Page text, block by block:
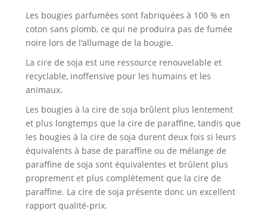
Les bougies parfumées sont fabriquées à 100 % en
coton sans plomb, ce qui ne produira pas de fumée
noire lors de l'allumage de la bougie.
La cire de soja est une ressource renouvelable et
recyclable, inoffensive pour les humains et les
animaux.
Les bougies à la cire de soja brûlent plus lentement
et plus longtemps que la cire de paraffine, tandis que
les bougies à la cire de soja durent deux fois si leurs
équivalents à base de paraffine ou de mélange de
paraffine de soja sont équivalentes et brûlent plus
proprement et plus complètement que la cire de
paraffine. La cire de soja présente donc un excellent
rapport qualité-prix.